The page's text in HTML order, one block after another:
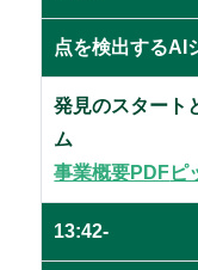
点を検出するAI
発見のスタート
ム
事業概要PDFピ
13:42-